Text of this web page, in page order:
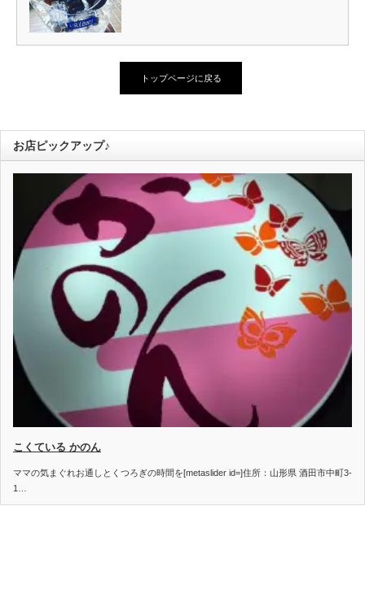
トップページに戻る
お店ピックアップ♪
こくている かのん
ママの気まぐれお通しとくつろぎの時間を[metaslider id=]住所：山形県 酒田市中町3-
1…